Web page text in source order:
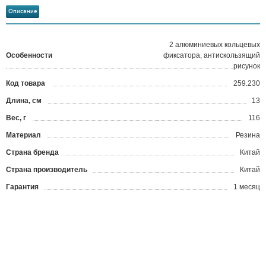
Описание
Особенности
2 алюминиевых кольцевых
фиксатора, антискользящий
рисунок
Код товара 259.230
Длина, см 13
Вес, г 116
Материал Резина
Страна бренда Китай
Страна производитель Китай
Гарантия 1 месяц